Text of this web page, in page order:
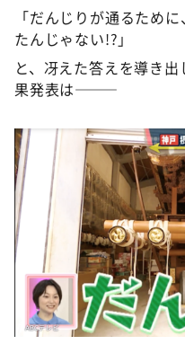
「だんじりが通るため
たんじゃない!?」
と、冴えた答えを導き
果発表は———